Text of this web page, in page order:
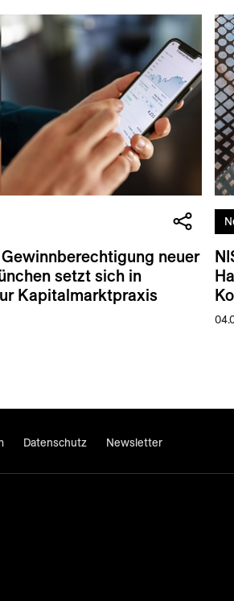
neuer
setzt sich in
Kapitalmarktpraxis
Datenschutz Newsletter